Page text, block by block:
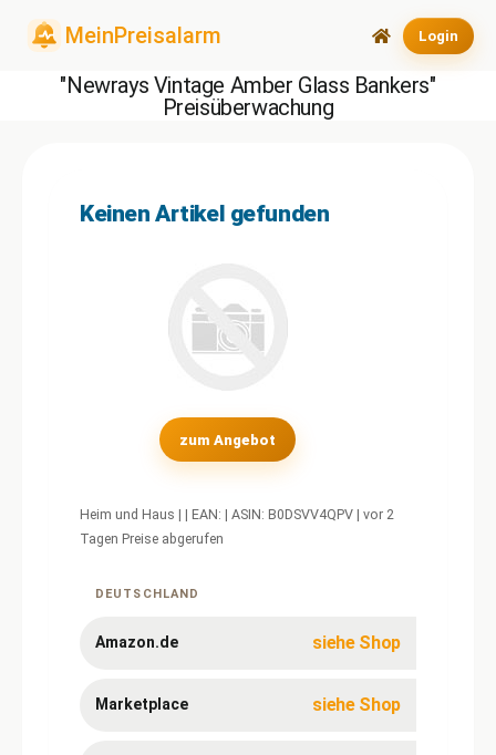
Login
"Newrays Vintage Amber Glass Bankers"
Preisüberwachung
Keinen Artikel gefunden
zum Angebot
Heim und Haus | | EAN: | ASIN: B0DSVV4QPV | vor 2
Tagen Preise abgerufen
für
Amber
DEUTSCHLAND
Amazon.de siehe Shop
Marketplace siehe Shop